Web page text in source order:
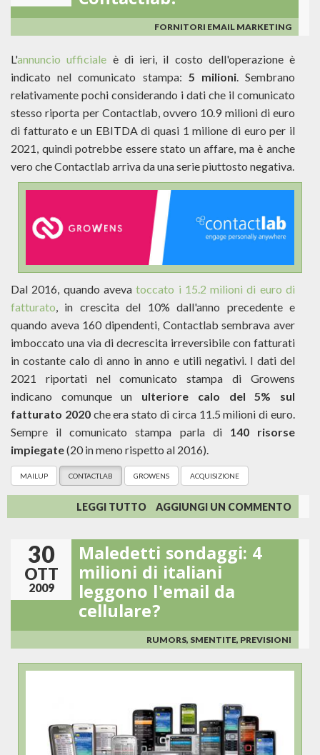
FORNITORI EMAIL MARKETING
L'annuncio ufficiale è di ieri, il costo dell'operazione è
indicato nel comunicato stampa: 5 milioni. Sembrano
relativamente pochi considerando i dati che il comunicato
stesso riporta per Contactlab, ovvero 10.9 milioni di euro
di fatturato e un EBITDA di quasi 1 milione di euro per il
2021, quindi potrebbe essere stato un affare, ma è anche
vero che Contactlab arriva da una serie piuttosto negativa.
Dal 2016, quando avevatoccato i 15.2 milioni di euro di
fatturato , in crescita del 10% dall'anno precedente e
quando aveva 160 dipendenti, Contactlab sembrava aver
imboccato una via di decrescita irreversibile con fatturati
in costante calo di anno in anno e utili negativi. I dati del
2021 riportati nel comunicato stampa di Growens
indicano comunque un ulteriore calo del 5% sul
fatturato 2020che era stato di circa 11.5 milioni di euro.
Sempre il comunicato stampa parla di 140 risorse
impiegate(20 in meno rispetto al 2016).
MAILUP CONTACTLAB GROWENS ACQUISIZIONE
LEGGI TUTTO SU
MAILUP,
MEGLIO
GROWENS,
SI
COMPRA
CONTACTLAB!
AGGIUNGI UN COMMENTO
30
OTT
2009
Maledetti sondaggi: 4
milioni di italiani
leggono l'email da
cellulare?
RUMORS, SMENTITE, PREVISIONI